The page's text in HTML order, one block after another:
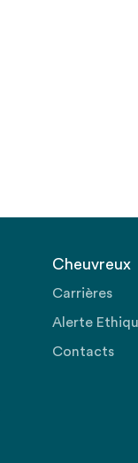
Cheuvreux
Carrières
Alerte
Contacts